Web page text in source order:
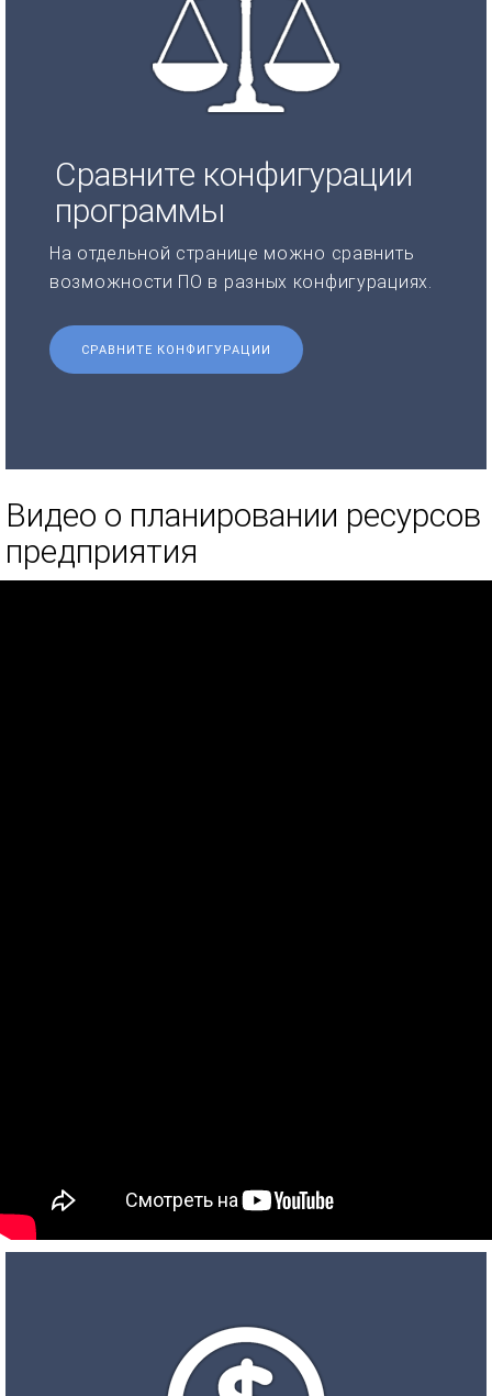
Сравните конфигурации
программы
На отдельной странице можно сравнить
возможности ПО в разных конфигурациях.
СРАВНИТЕ КОНФИГУРАЦИИ
Видео о планировании ресурсов
предприятия